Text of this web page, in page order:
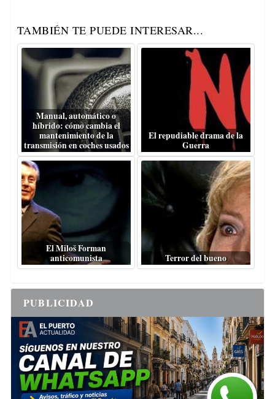
TAMBIÉN TE PUEDE INTERESAR...
Manual, automático o
híbrido: cómo cambia el
mantenimiento de la
transmisión en coches usados
El repudiable drama de la
Guerra
El Miloš Forman
anticomunista
Terror del bueno
PUBLICIDAD